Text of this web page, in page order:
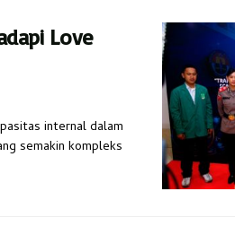
Love
internal dalam
semakin kompleks